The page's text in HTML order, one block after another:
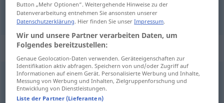
schelăf Gerüst
Synonyme für "Gerüst"
Aufbau,Organisation,Form,Zustand,Struktur,
Anordnung,Qualität
Button „Mehr Optionen“. Weitergehende Hinweise zu der
Datenverarbeitung entnehmen Sie ansonsten unserer
Datenschutzerklärung. Hier finden Sie unserImpressum.
Wir und unsere Partner verarbeiten Daten, um
Folgendes bereitzustellen:
Genaue Geolocation-Daten verwenden. Geräteeigenschaften zur
Identifikation aktiv abfragen. Speichern von und/oder Zugriff auf
Informationen auf einem Gerät. Personalisierte Werbung und Inhalte,
Messung von Werbung und Inhalten, Zielgruppenforschung und
Entwicklung von Dienstleistungen.
Liste der Partner (Lieferanten)